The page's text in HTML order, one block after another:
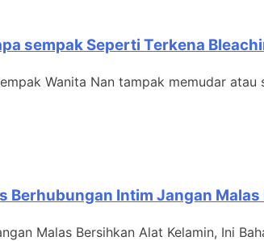
sempak Seperti Terkena
Wanita Nan tampak memudar
Berhubungan Intim Jangan
Malas Bersihkan Alat Kelamin, Ini